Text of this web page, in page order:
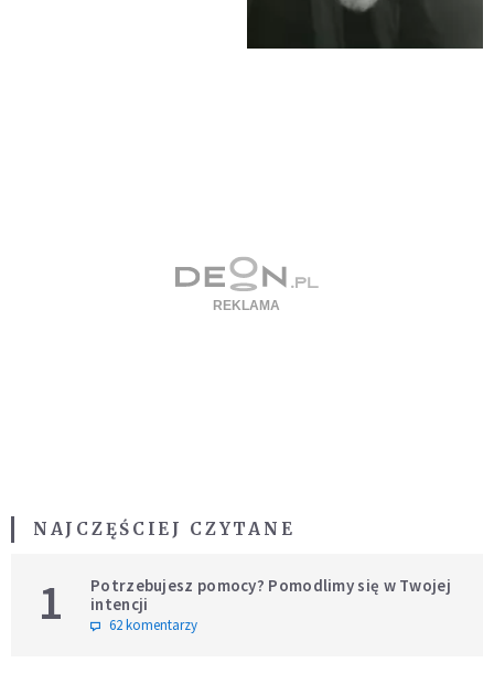
NAJCZĘŚCIEJ CZYTANE
1
Potrzebujesz pomocy? Pomodlimy się w Twojej
intencji
62 komentarzy